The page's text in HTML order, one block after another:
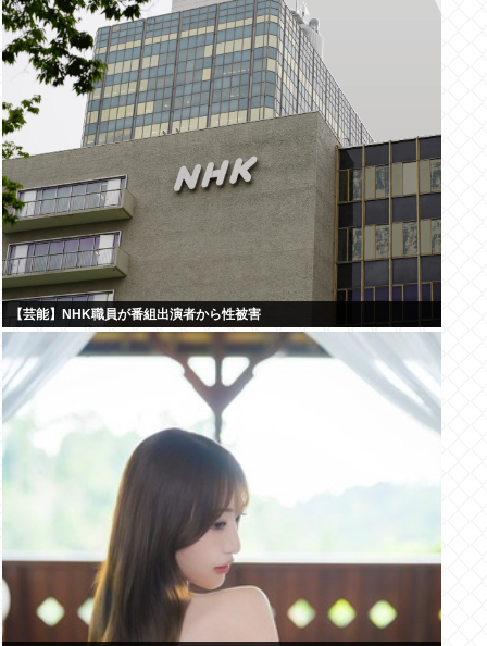
【芸能】NHK職員が番組出演者から性被害